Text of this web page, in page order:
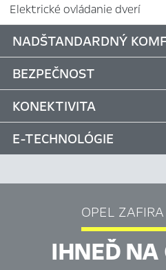
Elektrické ovládanie dverí
NADŠTANDARDNÝ
BEZPEČNOST
KONEKTIVITA
E-TECHNOLÓGIE
OPEL
IHNEĎ NA